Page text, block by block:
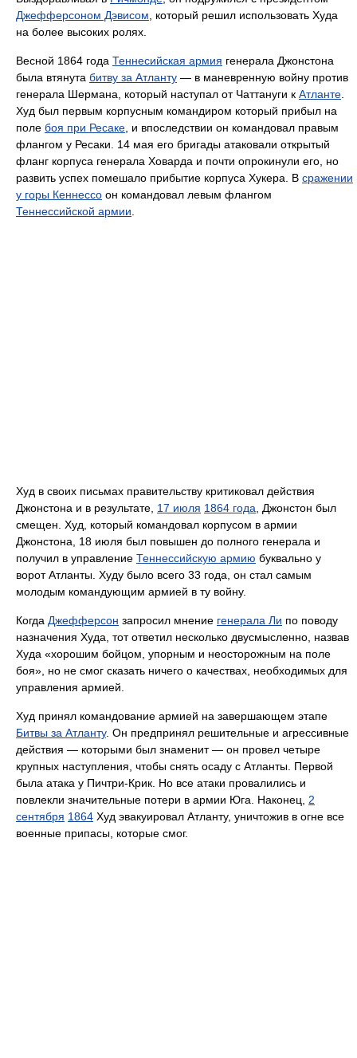
Джефферсоном Дэвисом , который решил использовать Худа
на более высоких ролях.
Весной 1864 года Теннесийская армия генерала Джонстона
была втянута битву за Атланту — в маневренную войну против
генерала Шермана, который наступал от Чаттануги к Атланте
Худ был первым корпусным командиром который прибыл на
поле боя при Ресаке , и впоследствии он командовал правым
флангом у Ресаки. 14 мая его бригады атаковали открытый
фланг корпуса генерала Ховарда и почти опрокинули его, но
развить успех помешало прибытие корпуса Хукера. В сражении
у горы Кеннессо он командовал левым флангом
Теннессийской армии
Худ в своих письмах правительству критиковал действия
Джонстона и в результате, 17 июля 1864 года , Джонстон был
смещен. Худ, который командовал корпусом в армии
Джонстона, 18 июля был повышен до полного генерала и
получил в управление Теннессийскую армию буквально у
ворот Атланты. Худу было всего 33 года, он стал самым
молодым командующим армией в ту войну.
Когда Джефферсон запросил мнение генерала Ли по поводу
назначения Худа, тот ответил несколько двусмысленно, назвав
Худа «хорошим бойцом, упорным и неосторожным на поле
боя», но не смог сказать ничего о качествах, необходимых для
управления армией.
Худ принял командование армией на завершающем этапе
Битвы за Атланту. Он предпринял решительные и агрессивные
действия — которыми был знаменит — он провел четыре
крупных наступления, чтобы снять осаду с Атланты. Первой
была атака у Пичтри-Крик. Но все атаки провалились и
повлекли значительные потери в армии Юга. Наконец, 2
сентября 1864 Худ эвакуировал Атланту, уничтожив в огне все
военные припасы, которые смог.